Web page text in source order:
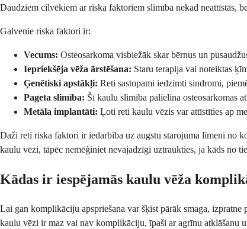
Daudziem cilvēkiem ar riska faktoriem slimība nekad neattīstās,
Galvenie riska faktori ir:
Vecums: Osteosarkoma visbiežāk skar bērnus un
Iepriekšēja vēža ārstēšana: Staru terapija vai noteiktas
Ģenētiski apstākļi: Reti sastopami iedzimti sindromi,
Pageta slimība: Šī kaulu slimība palielina osteosarkomas
Metāla implantāti: Ļoti reti kaulu vēzis var attīstīties ap
Daži reti riska faktori ir iedarbība uz augstu starojuma līmeni no
kaulu vēzi, tāpēc nemēģiniet nevajadzīgi uztraukties, ja kāds no
Kādas ir iespējamās kaulu vēža
Lai gan komplikāciju apspriešana var šķist pārāk smaga,
kaulu vēzi ir maz vai nav komplikāciju, īpaši ar agrīnu atklāšanu